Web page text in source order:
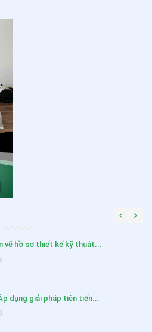
vẽ hồ sơ thiết kế kỹ thuật...
dụng giải pháp tiên tiến...